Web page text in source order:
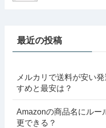
最近の投稿
メルカリで送料が安い
すめと最安は？
Amazonの商品名にルー
更できる？